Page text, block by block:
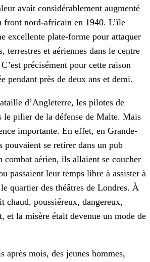
avait considérablement augmenté
front nord-africain en 1940. L’île
excellente plate-forme pour attaquer
terrestres et aériennes dans le centre
précisément pour cette raison
pendant près de deux ans et demi.
d’Angleterre, les pilotes de
le pilier de la défense de Malte. Mais
importante. En effet, en Grande-
pouvaient se retirer dans un pub
combat aérien, ils allaient se coucher
passaient leur temps libre à assister à
quartier des théâtres de Londres. À
chaud, poussiéreux, dangereux,
et la misère était devenue un mode de
après mois, des jeunes hommes,